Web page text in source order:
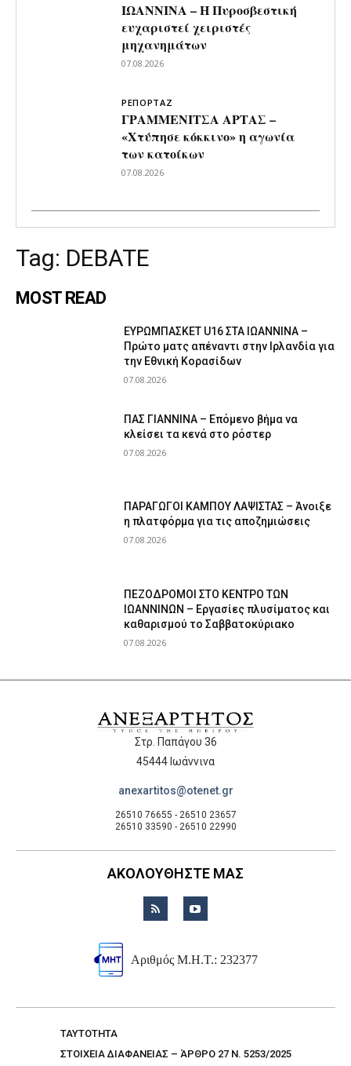
ΙΩΑΝΝΙΝΑ – Η Πυροσβεστική
ευχαριστεί χειριστές
μηχανημάτων
07.08.2026
ΡΕΠΟΡΤΑΖ
ΓΡΑΜΜΕΝΙΤΣΑ ΑΡΤΑΣ –
«Χτύπησε κόκκινο» η αγωνία
των κατοίκων
07.08.2026
Tag: DEBATE
MOST READ
ΕΥΡΩΜΠΑΣΚΕΤ U16 ΣΤΑ ΙΩΑΝΝΙΝΑ –
Πρώτο ματς απέναντι στην Ιρλανδία για
την Εθνική Κορασίδων
07.08.2026
ΠΑΣ ΓΙΑΝΝΙΝΑ – Επόμενο βήμα να
κλείσει τα κενά στο ρόστερ
07.08.2026
ΠΑΡΑΓΩΓΟΙ ΚΑΜΠΟΥ ΛΑΨΙΣΤΑΣ – Άνοιξε
η πλατφόρμα για τις αποζημιώσεις
07.08.2026
ΠΕΖΟΔΡΟΜΟΙ ΣΤΟ ΚΕΝΤΡΟ ΤΩΝ
ΙΩΑΝΝΙΝΩΝ – Εργασίες πλυσίματος και
καθαρισμού το Σαββατοκύριακο
07.08.2026
Στρ. Παπάγου 36
45444 Ιωάννινα
anexartitos@otenet.gr
26510 76655 - 26510 23657
26510 33590 - 26510 22990
ΑΚΟΛΟΥΘΗΣΤΕ ΜΑΣ
Αριθμός Μ.Η.Τ.: 232377
TAYTOTHTA
ΣΤΟΙΧΕΙΑ ΔΙΑΦΑΝΕΙΑΣ – ΆΡΘΡΟ 27 Ν. 5253/2025